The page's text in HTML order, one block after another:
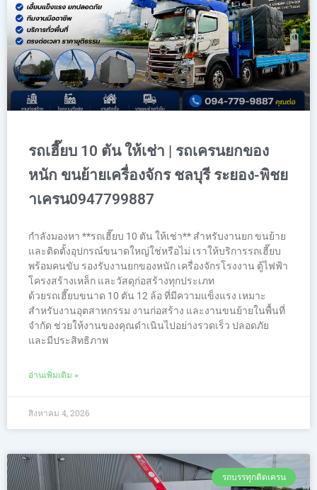
รถเฮี๊ยบ 10 ตัน ให้เช่า | รถเครนยกของ
หนัก ขนย้ายเครื่องจักร ชลบุรี ระยอง-พิชย
าเครน0947799887
กำลังมองหา **รถเฮี๊ยบ 10 ตัน ให้เช่า** สำหรับงานยก ขนย้าย
และติดตั้งอุปกรณ์ขนาดใหญ่ใช่หรือไม่ เราให้บริการรถเฮี๊ยบ
พร้อมคนขับ รองรับงานยกของหนัก เครื่องจักรโรงงาน ตู้ไฟฟ้า
โครงสร้างเหล็ก และวัสดุก่อสร้างทุกประเภท
ด้วยรถเฮี๊ยบขนาด 10 ตัน 12 ล้อ ที่มีความแข็งแรง เหมาะ
สำหรับงานอุตสาหกรรม งานก่อสร้าง และงานขนย้ายในพื้นที่
จำกัด ช่วยให้งานของคุณดำเนินไปอย่างรวดเร็ว ปลอดภัย
และมีประสิทธิภาพ
อ่านเพิ่มเติม »
สิงหาคม 4, 2026
รถบรรทุกติดเครน